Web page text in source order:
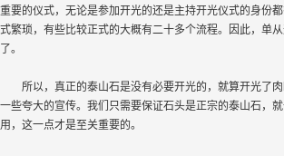
重要的仪式，无论是参加开光的还是主持开光仪式的身份
式繁琐，有些比较正式的大概有二十多个流程。因此，单
了。
所以，真正的泰山石是没有必要开光的，就算开光了肉
一些夸大的宣传。我们只需要保证石头是正宗的泰山石，
用，这一点才是至关重要的。